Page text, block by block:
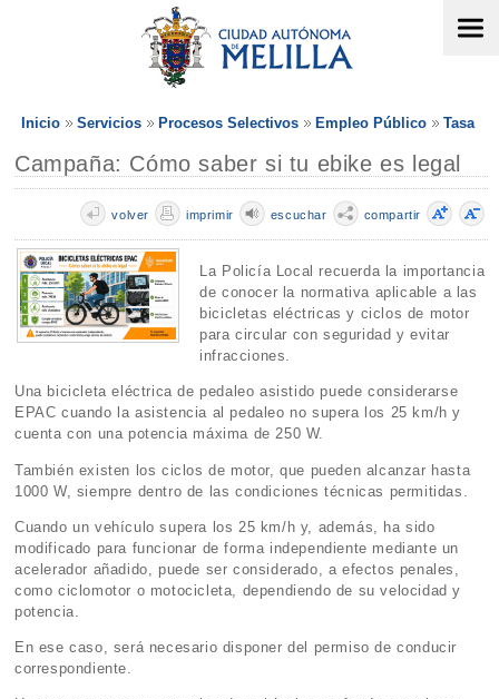
Inicio Servicios Procesos Selectivos Empleo Público Tasa
Campaña: Cómo saber si tu ebike es legal
compartir
escuchar
imprimir
volver
La Policía Local recuerda la importancia
de conocer la normativa aplicable a las
bicicletas eléctricas y ciclos de motor
para circular con seguridad y evitar
infracciones.
Una bicicleta eléctrica de pedaleo asistido puede considerarse
EPAC cuando la asistencia al pedaleo no supera los 25 km/h y
cuenta con una potencia máxima de 250 W.
También existen los ciclos de motor, que pueden alcanzar hasta
1000 W, siempre dentro de las condiciones técnicas permitidas.
Cuando un vehículo supera los 25 km/h y, además, ha sido
modificado para funcionar de forma independiente mediante un
acelerador añadido, puede ser considerado, a efectos penales,
como ciclomotor o motocicleta, dependiendo de su velocidad y
potencia.
En ese caso, será necesario disponer del permiso de conducir
correspondiente.